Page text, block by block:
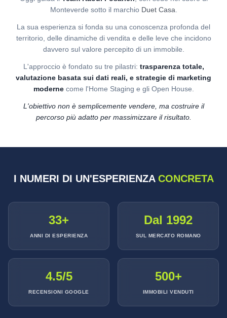
Monteverde sotto il marchio Duet Casa
La sua esperienza si fonda su una conoscenza profonda del
territorio, delle dinamiche di vendita e delle leve che incidono
davvero sul valore percepito di un immobile.
L'approccio è fondato su tre pilastri: trasparenza totale,
valutazione basata sui dati reali, e strategie di marketing
moderne come l'Home Staging e gli Open House.
L'obiettivo non è semplicemente vendere, ma costruire il
percorso più adatto per massimizzare il risultato.
I NUMERI DI UN'ESPERIENZA CONCRETA
33+
ANNI DI ESPERIENZA
Dal 1992
SUL MERCATO ROMANO
4.5/5
RECENSIONI GOOGLE
500+
IMMOBILI VENDUTI